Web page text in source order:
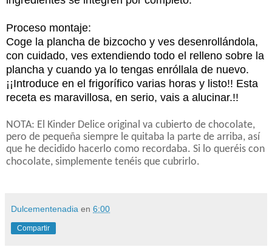
Proceso montaje:
Coge la plancha de bizcocho y ves desenrollándola,
con cuidado, ves extendiendo todo el relleno sobre la
plancha y cuando ya lo tengas enróllala de nuevo.
¡¡Introduce en el frigorífico varias horas y listo!! Esta
receta es maravillosa, en serio, vais a alucinar.!!
NOTA: El Kinder Delice original va cubierto de chocolate,
pero de pequeña siempre le quitaba la parte de arriba, así
que he decidido hacerlo como recordaba. Si lo queréis con
chocolate, simplemente tenéis que cubrirlo.
Dulcementenadia en 6:00
Compartir